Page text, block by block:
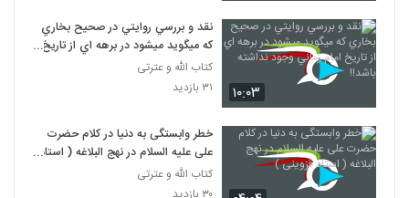
۱۰:۰۳
نقد و بررسي روايتي در صحيح بخاري
که ميگويد ميشود در برهه اي از تاريخ
امام زماني وجود نداشته باشد!!
کتاب الله و عترتی
۳۱ بازدید
خطر وابستگی به دنیا در کلام حضرت
علی علیه السلام در نهج البلاغه ( استاد
قزوینی )
کتاب الله و عترتی
۳۰ بازدید